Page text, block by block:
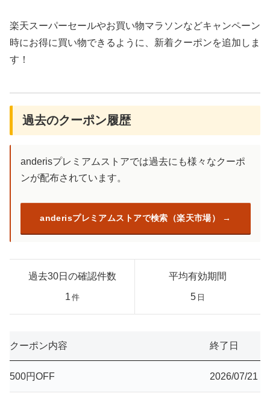
楽天スーパーセールやお買い物マラソンなどキャンペーン
時にお得に買い物できるように、新着クーポンを追加しま
す！
過去のクーポン履歴
anderisプレミアムストアでは過去にも様々なクーポ
ンが配布されています。
anderisプレミアムストアで検索（楽天市場）
過去30日の確認件数
1件
平均有効期間
5 日
クーポン内容 終了日
500円OFF 2026/07/21